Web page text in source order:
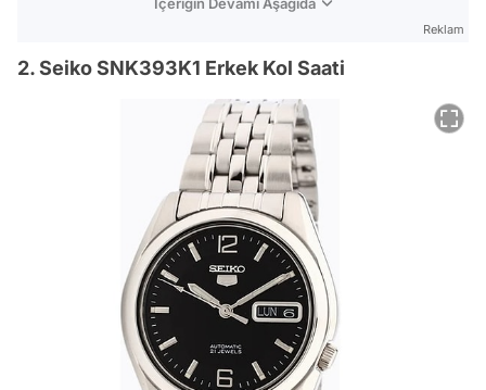
Reklam
2. Seiko SNK393K1 Erkek Kol Saati